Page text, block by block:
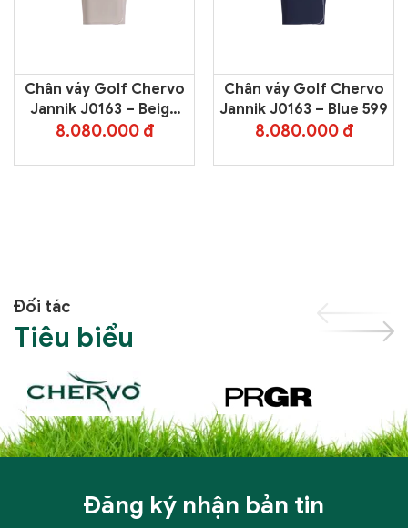
Chân váy Golf Chervo
Jannik J0163 – Beige
4006
8.080.000 đ
Chân váy Golf Chervo
Jannik J0163 – Blue 599
8.080.000 đ
Đối tác
Tiêu biểu
Đăng ký nhận bản tin